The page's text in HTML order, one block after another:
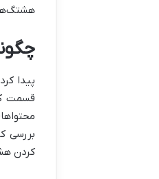
پیدا
قسمت
بررسی
کردن